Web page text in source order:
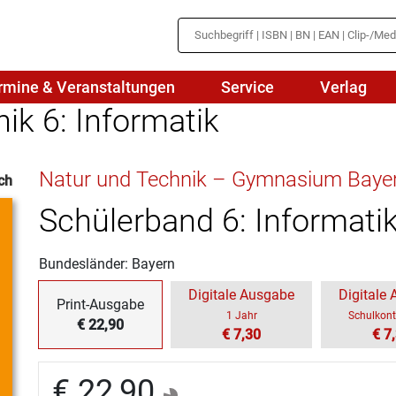
Medienbildung
Naturwissenschaften/NuT
Physik
Politik
Religion
Spanisch
& Veranstaltungen Service Verlag
6: Informatik
Natur und Technik – Gymnasium
Schülerband 6:
Bundesländer: Bayern
Print-Ausgabe
€ 22,90
Digitale Ausgabe
1 Jahr
€ 7,30
Digitale
€